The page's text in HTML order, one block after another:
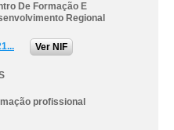
De Formação E
Regional
Ver NIF
profissional